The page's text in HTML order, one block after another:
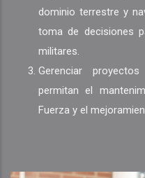
dominio terrestre y
toma de decisiones
militares.
Gerenciar
permitan el
Fuerza y el